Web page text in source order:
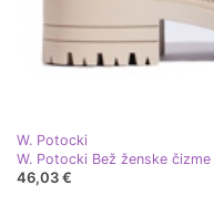
W. Potocki
W. Potocki Bež ženske
46,03 €